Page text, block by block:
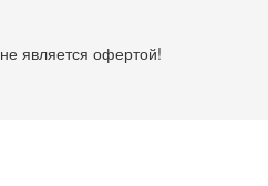
не является офертой!